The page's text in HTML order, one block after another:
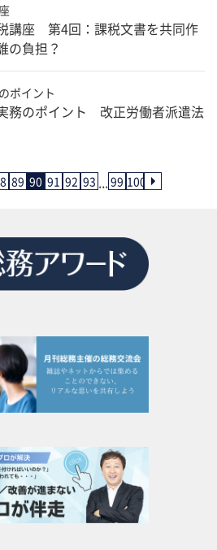
講座 第4回：課税文書を共同作
の負担？
ポイント
務のポイント 改正労働者派遣法
89 90 91 92 93 ...99 100